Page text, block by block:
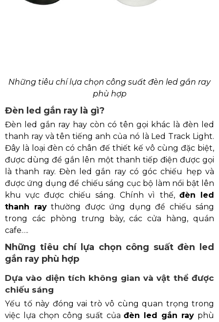
Những tiêu chí lựa chọn công suất đèn led gắn ray
phù hợp
Đèn led gắn ray là gì?
Đèn led gắn ray hay còn có tên gọi khác là đèn led
thanh ray và tên tiếng anh của nó là Led Track Light.
Đây là loại đèn có chân đế thiết kế vô cùng đặc biệt,
được dùng để gắn lên một thanh tiếp điện được gọi
là thanh ray. Đèn led gắn ray có góc chiếu hẹp và
được ứng dụng để chiếu sáng cục bộ làm nổi bật lên
khu vực được chiếu sáng. Chính vì thế, đèn led
thanh raythường được ứng dụng để chiếu sáng
trong các phòng trưng bày, các cửa hàng, quán
cafe….
Những tiêu chí lựa chọn công suất đèn led
gắn ray phù hợp
Dựa vào diện tích không gian và vật thể được
chiếu sáng
Yếu tố này đóng vai trò vô cùng quan trọng trong
việc lựa chọn công suất củađèn led gắn ray phù